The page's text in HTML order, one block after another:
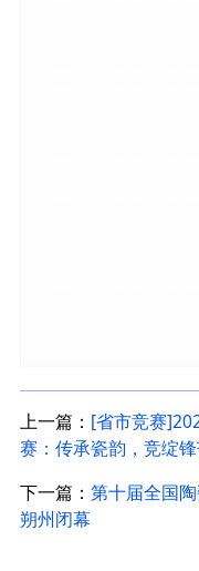
上一篇： [省市竞赛
赛：传承瓷韵，竞绽
下一篇： 第十届全国
朔州闭幕